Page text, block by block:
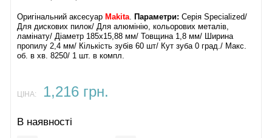
Оригінальний аксесуар Makita Параметри: Серія Specialized/
Для дискових пилок/ Для алюмінію, кольорових металів,
ламінату/ Діаметр 185х15,88 мм/ Товщина 1,8 мм/ Ширина
пропилу 2,4 мм/ Кількість зубів 60 шт/ Кут зуба 0 град./ Макс.
об. в хв. 8250/ 1 шт. в компл.
ЦІНА: 1,216 грн.
В наявності